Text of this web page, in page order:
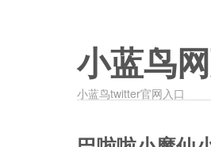
小蓝鸟
小蓝鸟twitter官网入口